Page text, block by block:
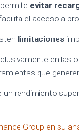
permite evitar
el acceso a
limitaciones
en las
que
un rendimiento
Group en su